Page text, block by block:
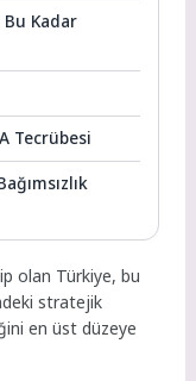
Kadar
Tecrübesi
olan Türkiye, bu
stratejik
en üst düzeye